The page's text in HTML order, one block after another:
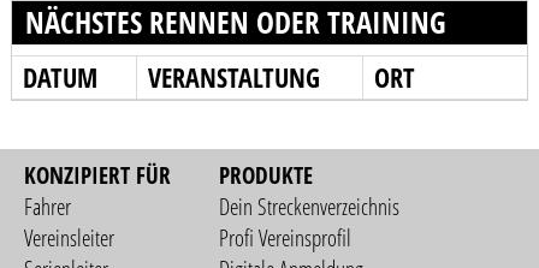
NÄCHSTES RENNEN ODER TRAINING
DATUM VERANSTALTUNG ORT
KONZIPIERT FÜR
Fahrer
Vereinsleiter
PRODUKTE
Dein Streckenverzeichnis
Profi Vereinsprofil